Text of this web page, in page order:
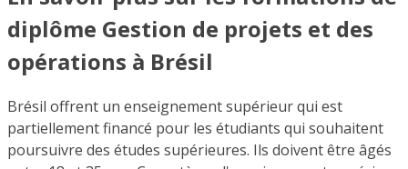
diplôme Gestion de projets et des
opérations à Brésil
Brésil offrent un enseignement supérieur qui est
partiellement financé pour les étudiants qui souhaitent
poursuivre des études supérieures. Ils doivent être âgés